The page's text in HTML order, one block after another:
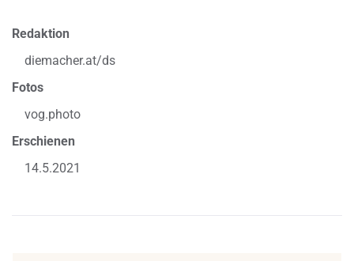
Redaktion
diemacher.at/ds
Fotos
vog.photo
Erschienen
14.5.2021